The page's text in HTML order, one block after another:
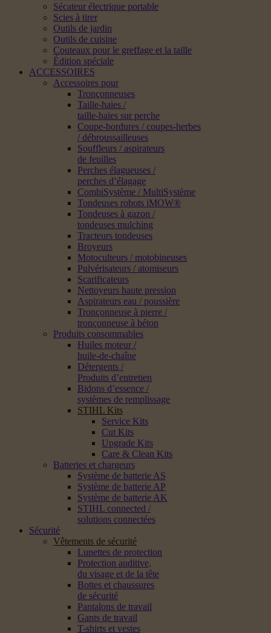
Sécateur électrique portable
Scies à tirer
Outils de jardin
Outils de cuisine
Couteaux pour le greffage et la taille
Édition spéciale
ACCESSOIRES
Accessoires pour
Tronçonneuses
Taille-haies /
taille-haies sur perche
Coupe-bordures / coupes-herbes
/ débroussailleuses
Souffleurs / aspirateurs
de feuilles
Perches élagueuses /
perches d’élagage
CombiSystème / MultiSystème
Tondeuses robots iMOW®
Tondeuses à gazon /
tondeuses mulching
Tracteurs tondeuses
Broyeurs
Motoculteurs / motobineuses
Pulvérisateurs / atomiseurs
Scarificateurs
Nettoyeurs haute pression
Aspirateurs eau / poussière
Tronçonneuse à pierre /
tronçonneuse à béton
Produits consommables
Huiles moteur /
huile-de-chaîne
Détergents /
Produits d’entretien
Bidons d’essence /
systèmes de remplissage
STIHL Kits
Service Kits
Cut Kits
Upgrade Kits
Care & Clean Kits
Batteries et chargeurs
Système de batterie AS
Système de batterie AP
Système de batterie AK
STIHL connected /
solutions connectées
Sécurité
Vêtements de sécurité
Lunettes de protection
Protection auditive,
du visage et de la tête
Bottes et chaussures
de sécurité
Pantalons de travail
Gants de travail
T-shirts et vestes